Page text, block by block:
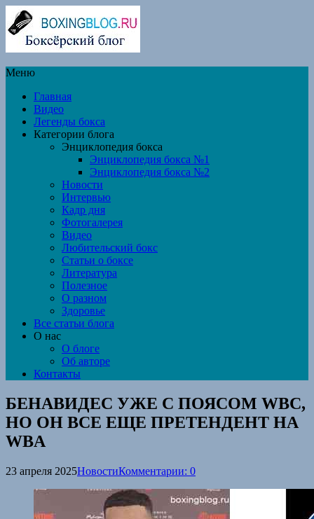
Меню
Главная
Видео
Легенды бокса
Категории блога
Энциклопедия бокса
Энциклопедия бокса №1
Энциклопедия бокса №2
Новости
Интервью
Кадр дня
Фотогалерея
Видео
Любительский бокс
Статьи о боксе
Литература
Полезное
О разном
Здоровье
Все статьи блога
О нас
О блоге
Об авторе
Контакты
БЕНАВИДЕС УЖЕ С ПОЯСОМ WBC,
НО ОН ВСЕ ЕЩЕ ПРЕТЕНДЕНТ НА
WBA
23 апреля 2025НовостиКомментарии: 0